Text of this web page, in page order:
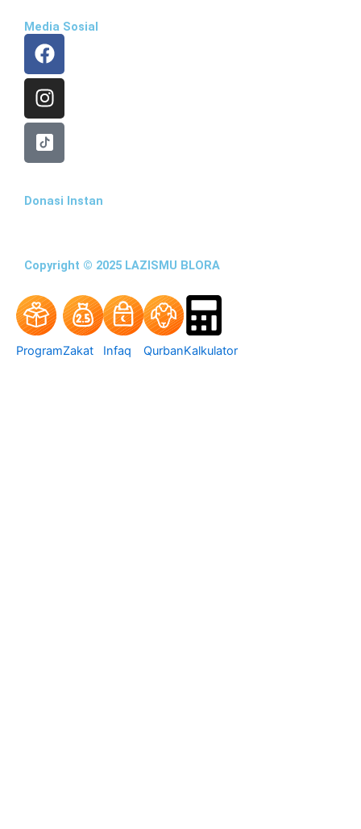
Media Sosial
Facebook
Instagram
Donasi Instan
Copyright © 2025 LAZISMU BLORA
ProgramZakat Infaq QurbanKalkulator